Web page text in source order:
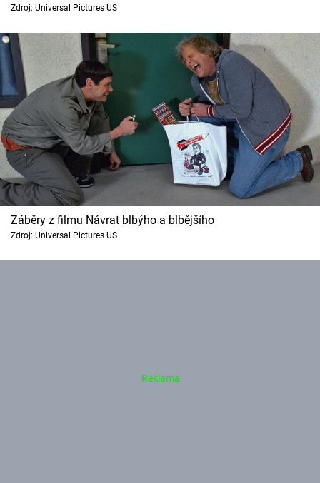
Cool Esport
Pořady
TV Program
Sledujte prima+
Přihlášení
Sledujte nás
Zdroj: Universal Pictures US
Záběry z filmu Návrat blbýho a blbějšího
Zdroj: Universal Pictures US